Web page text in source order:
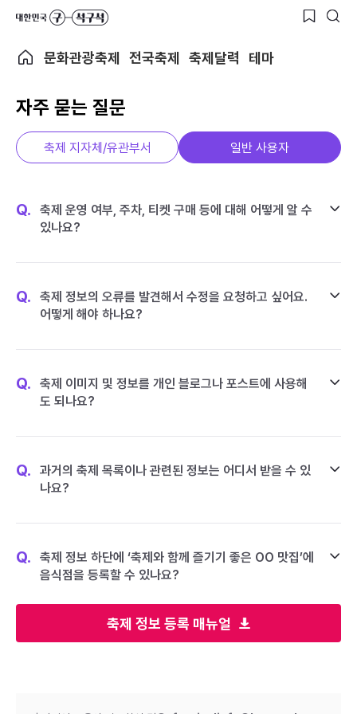
문화관광축제 전국축제 축제달력 테마
자주 묻는 질문
축제 정보 등록 매뉴얼
축제 지자체/유관부서 일반 사용자
Q.
축제 운영 여부, 주차, 티켓 구매 등에 대해 어떻게 알 수
있나요?
Q.
축제 정보의 오류를 발견해서 수정을 요청하고 싶어요.
어떻게 해야 하나요?
Q.
축제 이미지 및 정보를 개인 블로그나 포스트에 사용해
도 되나요?
Q.
과거의 축제 목록이나 관련된 정보는 어디서 받을 수 있
나요?
Q.
축제 정보 하단에 ‘축제와 함께 즐기기 좋은 OO 맛집’에
음식점을 등록할 수 있나요?